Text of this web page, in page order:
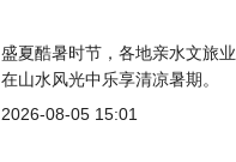
盛夏酷暑时节，各地亲水文旅
在山水风光中乐享清凉暑期。
2026-08-05 15:01